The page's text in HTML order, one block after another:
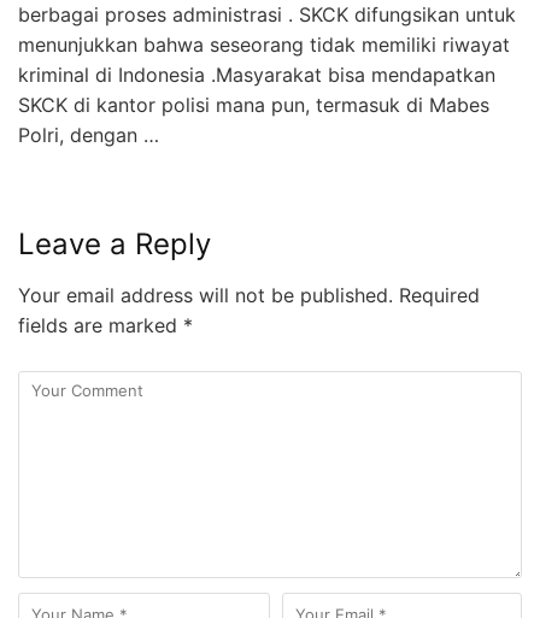
berbagai proses administrasi . SKCK difungsikan untuk
menunjukkan bahwa seseorang tidak memiliki riwayat
kriminal di Indonesia .Masyarakat bisa mendapatkan
SKCK di kantor polisi mana pun, termasuk di Mabes
Polri, dengan …
Leave a Reply
Your email address will not be published. Required
fields are marked *